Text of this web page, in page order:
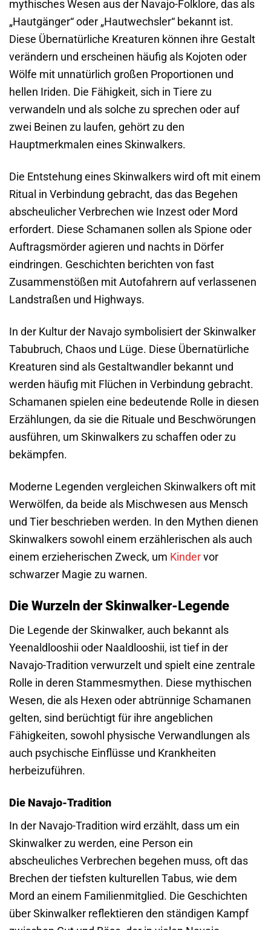
mythisches Wesen aus der Navajo-Folklore, das als
„Hautgänger“ oder „Hautwechsler“ bekannt ist.
Diese Übernatürliche Kreaturen können ihre Gestalt
verändern und erscheinen häufig als Kojoten oder
Wölfe mit unnatürlich großen Proportionen und
hellen Iriden. Die Fähigkeit, sich in Tiere zu
verwandeln und als solche zu sprechen oder auf
zwei Beinen zu laufen, gehört zu den
Hauptmerkmalen eines Skinwalkers.
Die Entstehung eines Skinwalkers wird oft mit einem
Ritual in Verbindung gebracht, das das Begehen
abscheulicher Verbrechen wie Inzest oder Mord
erfordert. Diese Schamanen sollen als Spione oder
Auftragsmörder agieren und nachts in Dörfer
eindringen. Geschichten berichten von fast
Zusammenstößen mit Autofahrern auf verlassenen
Landstraßen und Highways.
In der Kultur der Navajo symbolisiert der Skinwalker
Tabubruch, Chaos und Lüge. Diese Übernatürliche
Kreaturen sind als Gestaltwandler bekannt und
werden häufig mit Flüchen in Verbindung gebracht.
Schamanen spielen eine bedeutende Rolle in diesen
Erzählungen, da sie die Rituale und Beschwörungen
ausführen, um Skinwalkers zu schaffen oder zu
bekämpfen.
Moderne Legenden vergleichen Skinwalkers oft mit
Werwölfen, da beide als Mischwesen aus Mensch
und Tier beschrieben werden. In den Mythen dienen
Skinwalkers sowohl einem erzählerischen als auch
einem erzieherischen Zweck, um Kindervor
schwarzer Magie zu warnen.
Die Wurzeln der Skinwalker-Legende
Die Legende der Skinwalker, auch bekannt als
Yeenaldlooshii oder Naaldlooshii, ist tief in der
Navajo-Tradition verwurzelt und spielt eine zentrale
Rolle in deren Stammesmythen. Diese mythischen
Wesen, die als Hexen oder abtrünnige Schamanen
gelten, sind berüchtigt für ihre angeblichen
Fähigkeiten, sowohl physische Verwandlungen als
auch psychische Einflüsse und Krankheiten
herbeizuführen.
Die Navajo-Tradition
In der Navajo-Tradition wird erzählt, dass um ein
Skinwalker zu werden, eine Person ein
abscheuliches Verbrechen begehen muss, oft das
Brechen der tiefsten kulturellen Tabus, wie dem
Mord an einem Familienmitglied. Die Geschichten
über Skinwalker reflektieren den ständigen Kampf